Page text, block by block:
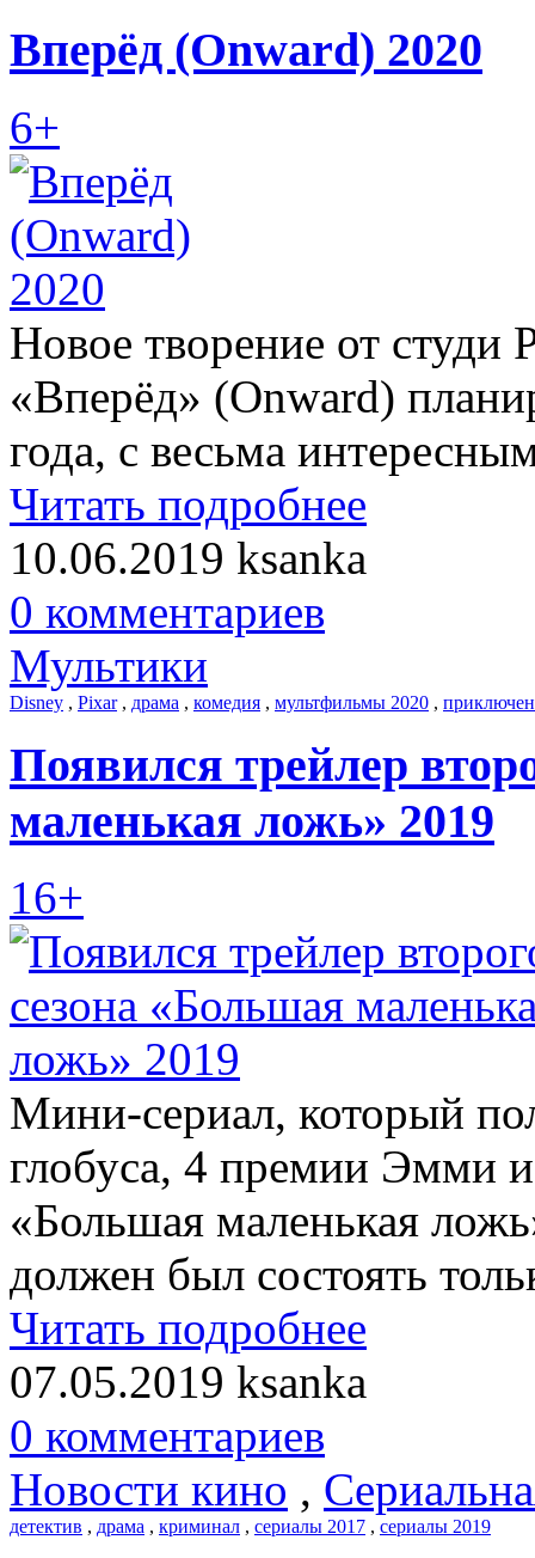
Вперёд (Onward) 2020
6+
Новое творение от студи
«Вперёд» (Onward)
года, с весьма
Читать подробнее
10.06.2019 ksanka
0 комментариев
Мультики
Disney , Pixar, драма , комедия , мультфильмы 2020 ,
Появился трейлер
маленькая ложь» 2019
16+
Мини-сериал, который
глобуса, 4 премии Эмми
«Большая маленькая
должен был состоять
Читать подробнее
07.05.2019 ksanka
0 комментариев
Новости кино ,
детектив , драма , криминал , сериалы 2017 , сериалы 2019